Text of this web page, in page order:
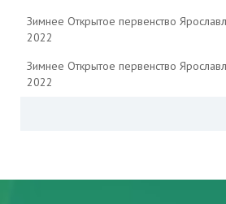
Зимнее Открытое первенство
2022
Зимнее Открытое первенство
2022